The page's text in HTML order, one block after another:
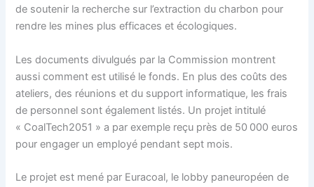
de soutenir la recherche sur l’extraction du charbon pour
rendre les mines plus efficaces et écologiques.
Les documents divulgués par la Commission montrent
aussi comment est utilisé le fonds. En plus des coûts des
ateliers, des réunions et du support informatique, les frais
de personnel sont également listés. Un projet intitulé
« CoalTech2051 » a par exemple reçu près de 50 000 euros
pour engager un employé pendant sept mois.
Le projet est mené par Euracoal, le lobby paneuropéen de